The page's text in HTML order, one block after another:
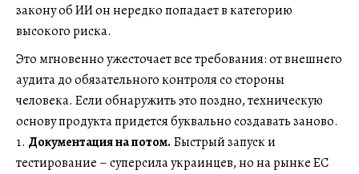
закону об ИИ он нередко попадает в категорию
высокого риска.
Это мгновенно ужесточает все требования: от внешнего
аудита до обязательного контроля со стороны
человека. Если обнаружить это поздно, техническую
основу продукта придется буквально создавать заново.
Документация на потом. Быстрый запуск и
тестирование – суперсила украинцев, но на рынке ЕС